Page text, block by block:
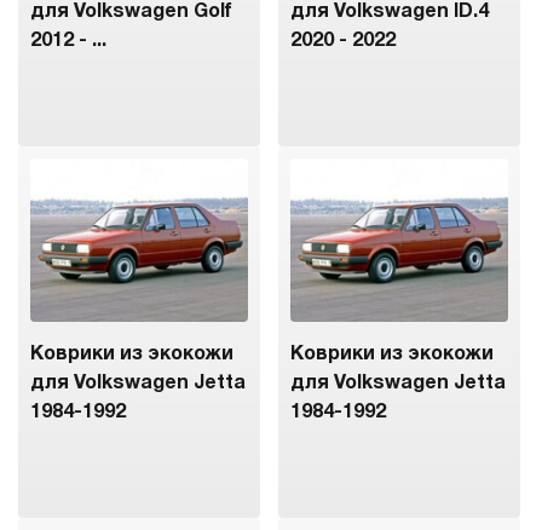
для Volkswagen Golf
2012 - ...
для Volkswagen ID.4
2020 - 2022
Коврики из экокожи
для Volkswagen Jetta
1984-1992
Коврики из экокожи
для Volkswagen Jetta
1984-1992